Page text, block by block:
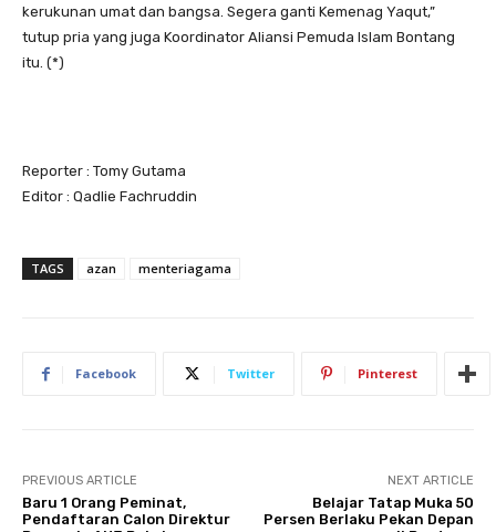
kerukunan umat dan bangsa. Segera ganti Kemenag Yaqut,”
tutup pria yang juga Koordinator Aliansi Pemuda Islam Bontang
itu. (*)
Reporter : Tomy Gutama
Editor : Qadlie Fachruddin
TAGS azan menteriagama
Facebook Twitter Pinterest
PREVIOUS ARTICLE
Baru 1 Orang Peminat,
Pendaftaran Calon Direktur
NEXT ARTICLE
Belajar Tatap Muka 50
Persen Berlaku Pekan Depan